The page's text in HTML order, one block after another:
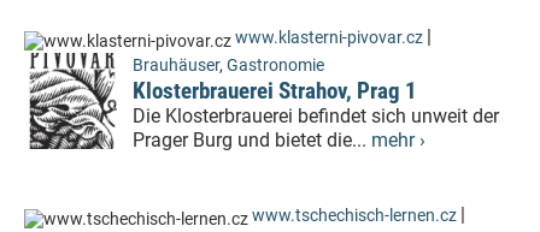
www.klasterni-pivovar.cz |
Brauhäuser, Gastronomie
Klosterbrauerei Strahov, Prag 1
Die Klosterbrauerei befindet sich unweit der
Prager Burg und bietet die... mehr ›
www.tschechisch-lernen.cz |